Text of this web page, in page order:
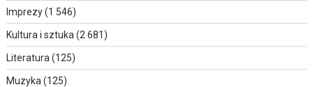
Imprezy(1 546)
Kultura i sztuka (2 681)
Literatura (125)
Muzyka (125)